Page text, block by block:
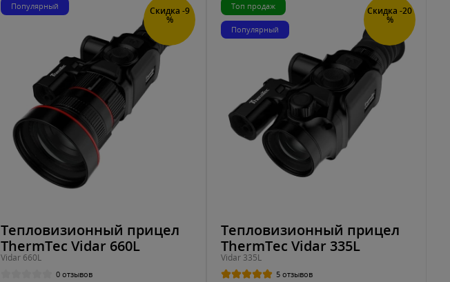
Скидка -9
%
Популярный
Тепловизионный прицел
ThermTec Vidar 660L
Vidar 660L
0 отзывов
Скидка -20
%
Топ продаж
Популярный
Тепловизионный прицел
ThermTec Vidar 335L
Vidar 335L
5 отзывов